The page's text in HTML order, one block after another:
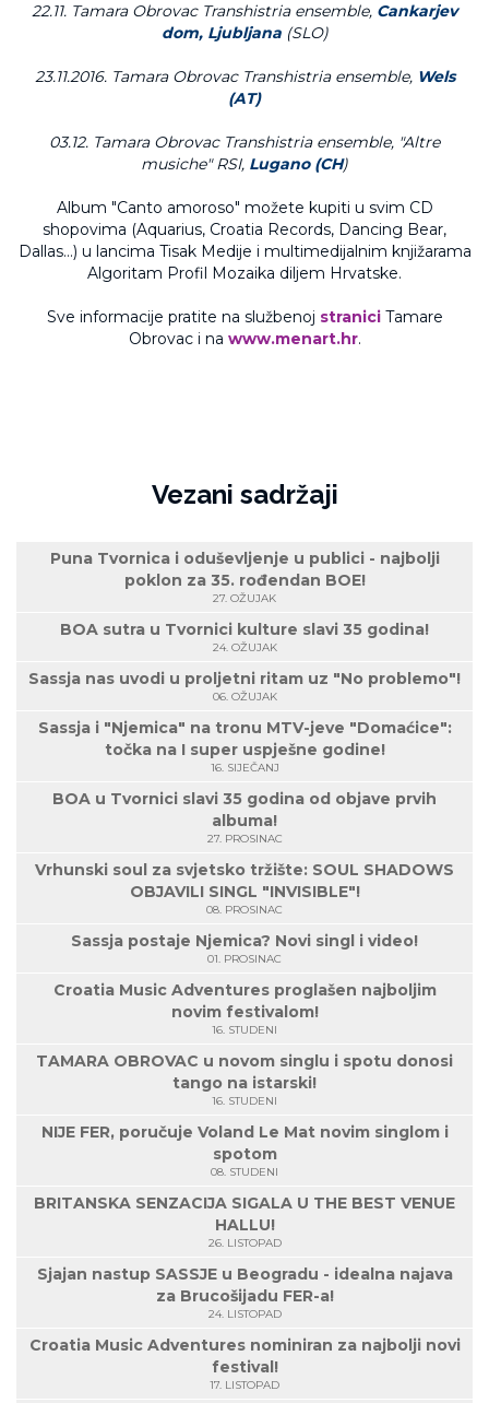
22.11. Tamara Obrovac Transhistria ensemble, Cankarjev
dom, Ljubljana(SLO)
23.11.2016. Tamara Obrovac Transhistria ensemble, Wels
(AT)
03.12. Tamara Obrovac Transhistria ensemble, "Altre
musiche" RSI, Lugano (CH)
Album "Canto amoroso" možete kupiti u svim CD
shopovima (Aquarius, Croatia Records, Dancing Bear,
Dallas…) u lancima Tisak Medije i multimedijalnim knjižarama
Algoritam Profil Mozaika diljem Hrvatske.
Sve informacije pratite na službenoj straniciTamare
Obrovac i na www.menart.hr.
Vezani sadržaji
Puna Tvornica i oduševljenje u publici - najbolji
poklon za 35. rođendan BOE!
27. OŽUJAK
BOA sutra u Tvornici kulture slavi 35 godina!
24. OŽUJAK
Sassja nas uvodi u proljetni ritam uz "No problemo"!
06. OŽUJAK
Sassja i "Njemica" na tronu MTV-jeve "Domaćice":
točka na I super uspješne godine!
16. SIJEČANJ
BOA u Tvornici slavi 35 godina od objave prvih
albuma!
27. PROSINAC
Vrhunski soul za svjetsko tržište: SOUL SHADOWS
OBJAVILI SINGL "INVISIBLE"!
08. PROSINAC
Sassja postaje Njemica? Novi singl i video!
01. PROSINAC
Croatia Music Adventures proglašen najboljim
novim festivalom!
16. STUDENI
TAMARA OBROVAC u novom singlu i spotu donosi
tango na istarski!
16. STUDENI
NIJE FER, poručuje Voland Le Mat novim singlom i
spotom
08. STUDENI
BRITANSKA SENZACIJA SIGALA U THE BEST VENUE
HALLU!
26. LISTOPAD
Sjajan nastup SASSJE u Beogradu - idealna najava
za Brucošijadu FER-a!
24. LISTOPAD
Croatia Music Adventures nominiran za najbolji novi
festival!
17. LISTOPAD